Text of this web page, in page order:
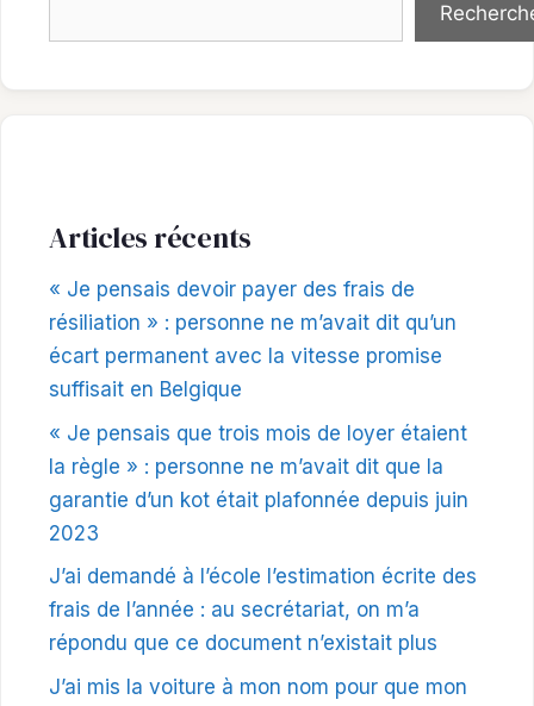
Articles récents
« Je pensais devoir payer des frais de
résiliation » : personne ne m’avait dit qu’un
écart permanent avec la vitesse promise
suffisait en Belgique
« Je pensais que trois mois de loyer étaient
la règle » : personne ne m’avait dit que la
garantie d’un kot était plafonnée depuis juin
2023
J’ai demandé à l’école l’estimation écrite des
frais de l’année : au secrétariat, on m’a
répondu que ce document n’existait plus
J’ai mis la voiture à mon nom pour que mon